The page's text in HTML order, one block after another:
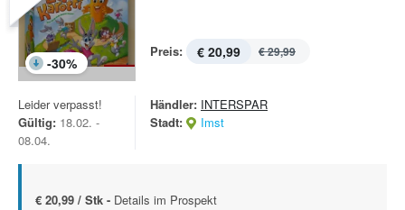
-30%
Preis: € 20,99 € 29,99
Leider verpasst!
Gültig: 18.02. -
08.04.
Händler: INTERSPAR
Stadt:
Imst
€ 20,99 / Stk - Details im Prospekt